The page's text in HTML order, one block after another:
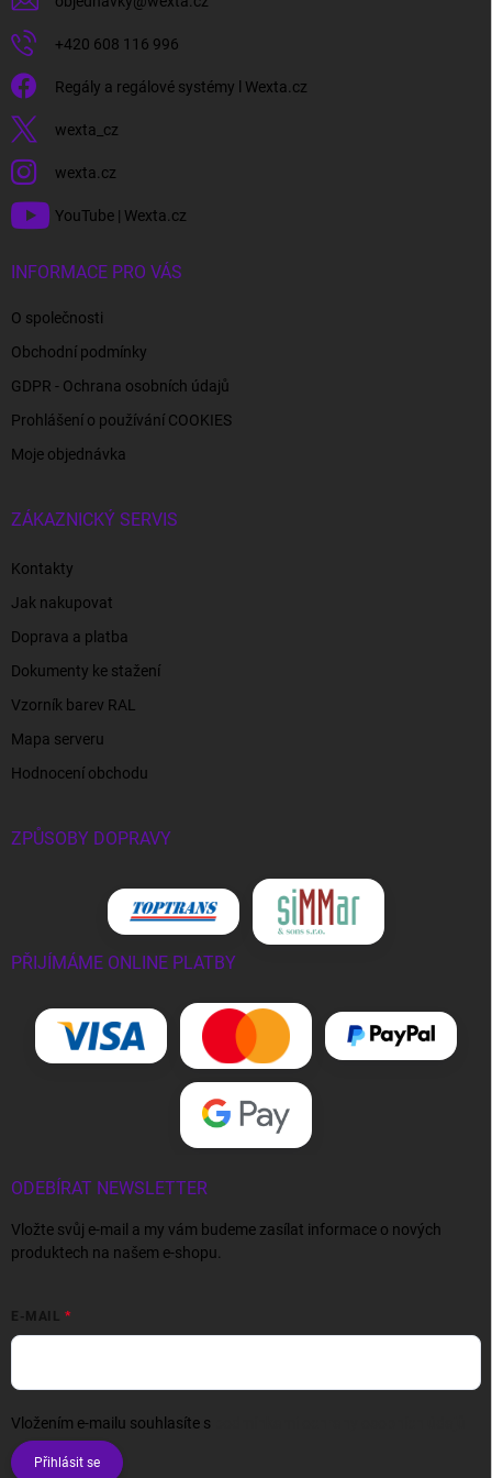
+420 608 116 996
Regály a regálové systémy l Wexta.cz
wexta_cz
wexta.cz
YouTube | Wexta.cz
INFORMACE PRO VÁS
O společnosti
Obchodní podmínky
GDPR - Ochrana osobních údajů
Prohlášení o používání COOKIES
Moje objednávka
ZÁKAZNICKÝ SERVIS
Kontakty
Jak nakupovat
Doprava a platba
Dokumenty ke stažení
Vzorník barev RAL
Mapa serveru
Hodnocení obchodu
ZPŮSOBY DOPRAVY
PŘIJÍMÁME ONLINE PLATBY
ODEBÍRAT NEWSLETTER
Vložte svůj e-mail a my vám budeme zasílat informace o nových
produktech na našem e-shopu.
E-MAIL
Vložením e-mailu souhlasíte s
Přihlásit se